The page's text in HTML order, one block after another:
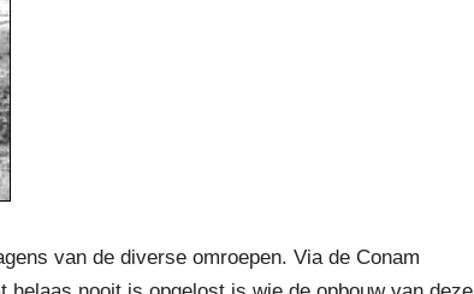
van de diverse omroepen. Via de Conam